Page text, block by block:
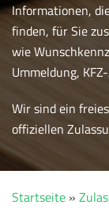
Informationen,
finden, für Sie
wie
Ummeldung,
Wir sind ein
offiziellen
Startseite »